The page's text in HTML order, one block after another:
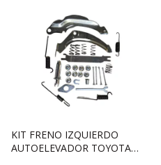
KIT FRENO IZQUIERDO
AUTOELEVADOR TOYOTA